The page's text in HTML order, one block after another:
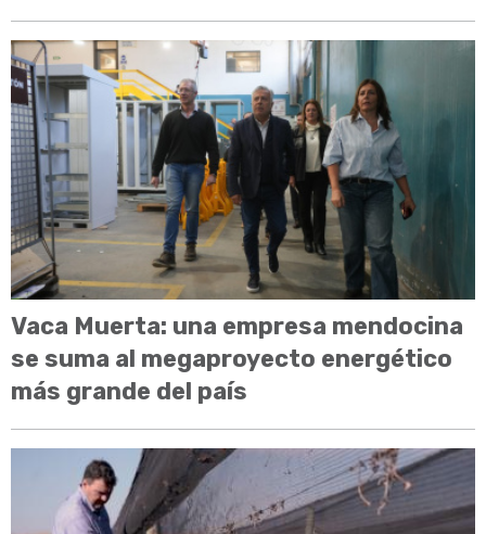
Vaca Muerta: una empresa mendocina
se suma al megaproyecto energético
más grande del país